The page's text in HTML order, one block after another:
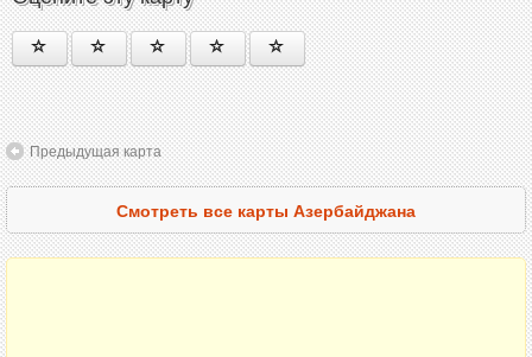
Предыдущая карта
Смотреть все карты Азербайджана